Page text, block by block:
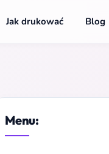
Jak drukować Blog
Menu: